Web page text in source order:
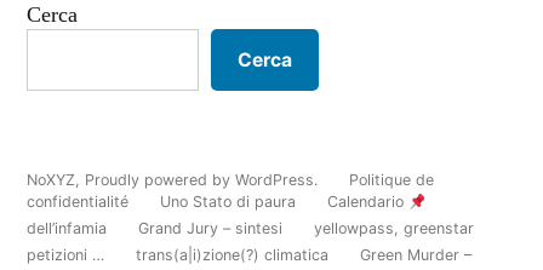
Cerca
Cerca
NoXYZ, Proudly powered by WordPress.
Politique de
confidentialité
Uno Stato di paura
Calendario
dell’infamia
Grand Jury – sintesi
yellowpass, greenstar
petizioni …
trans(a|i)zione(?) climatica Green Murder –